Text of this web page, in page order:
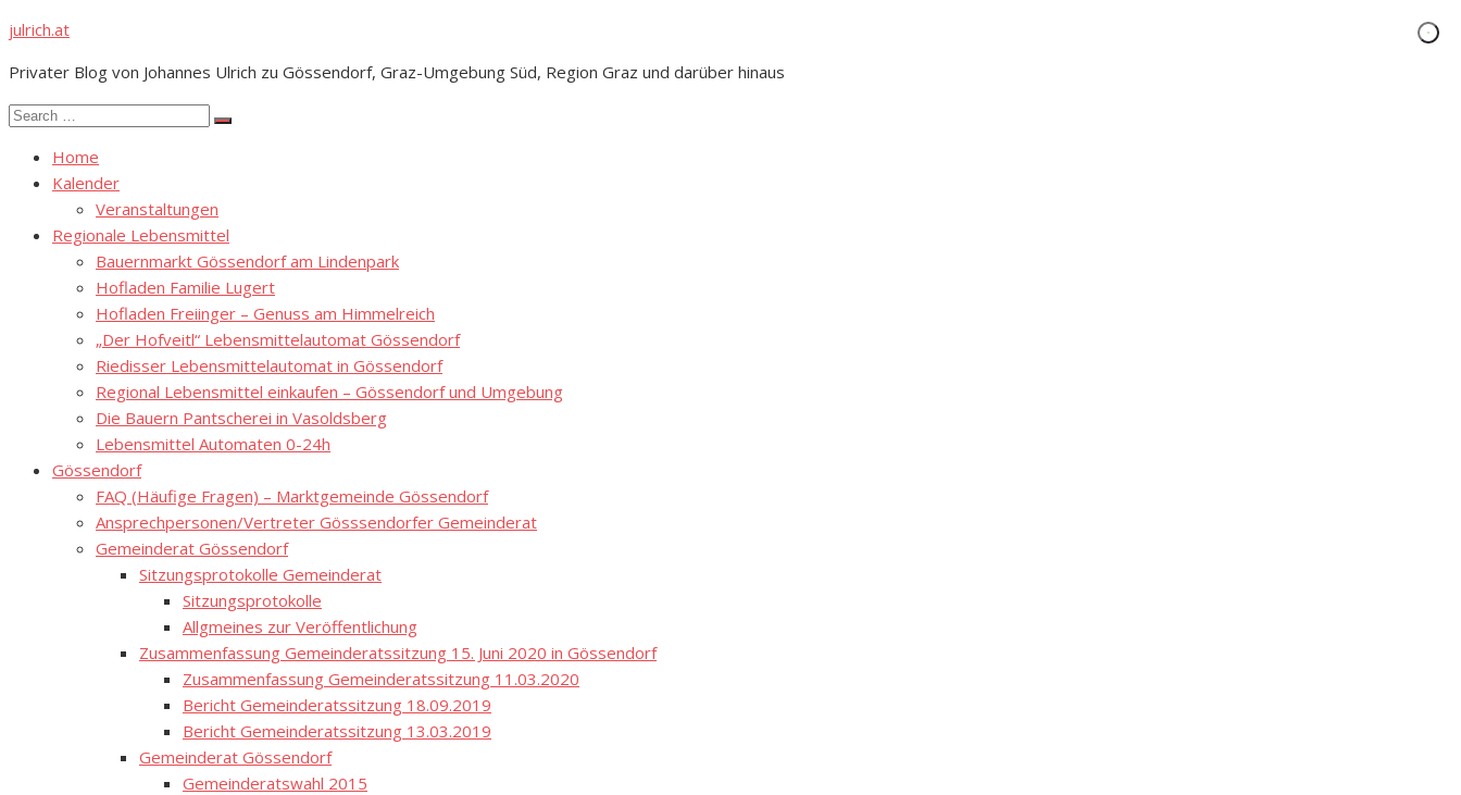
Skip
content
julrich.at
Privater Blog von Johannes Ulrich zu Gössendorf, Graz-Umgebung Süd, Region Graz und darüber hinaus
Search
Search
Home
Kalender
Veranstaltungen
Regionale Lebensmittel
Bauernmarkt Gössendorf am Lindenpark
Hofladen Familie Lugert
Hofladen Freiinger – Genuss am Himmelreich
„Der Hofveitl“ Lebensmittelautomat Gössendorf
Riedisser Lebensmittelautomat in Gössendorf
Regional Lebensmittel einkaufen – Gössendorf und Umgebung
Die Bauern Pantscherei in Vasoldsberg
Lebensmittel Automaten 0-24h
Gössendorf
FAQ (Häufige Fragen) – Marktgemeinde Gössendorf
Ansprechpersonen/Vertreter Gösssendorfer Gemeinderat
Gemeinderat Gössendorf
Sitzungsprotokolle Gemeinderat
Sitzungsprotokolle
Allgmeines zur Veröffentlichung
Zusammenfassung Gemeinderatssitzung 15. Juni 2020 in Gössendorf
Zusammenfassung Gemeinderatssitzung 11.03.2020
Bericht Gemeinderatssitzung 18.09.2019
Bericht Gemeinderatssitzung 13.03.2019
Gemeinderat Gössendorf
Gemeinderatswahl 2015